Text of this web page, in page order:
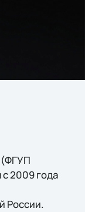
(ФГУП
2009 года
России.